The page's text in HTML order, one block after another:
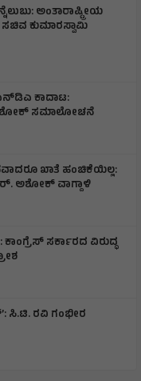
ಅಂತಾರಾಷ್ಟ್ರೀಯ
ಕುಮಾರಸ್ವಾಮಿ
ಕಾದಾಟ:
ಸಮಾಲೋಚನೆ
ಖಾತೆ ಹಂಚಿಕೆಯಿಲ್ಲ:
ಅಶೋಕ್ ವಾಗ್ದಾಳಿ
ಸರ್ಕಾರದ ವಿರುದ್ಧ
ಸಿ.ಟಿ. ರವಿ ಗಂಭೀರ